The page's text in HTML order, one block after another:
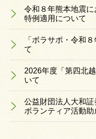
令和８年熊本地震
特例適用について
「ボラサポ・令和
て
2026年度「第四北
いて
公益財団法人大和
ボランティア活動